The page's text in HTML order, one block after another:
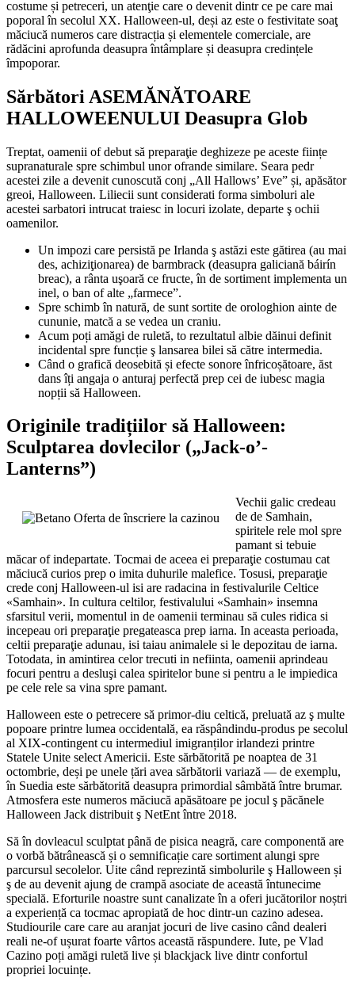
costume și petreceri, un atenţie care o devenit dintr ce pe care mai
poporal în secolul XX. Halloween-ul, deși az este o festivitate soaţ
măciucă numeros care distracția și elementele comerciale, are
rădăcini aprofunda deasupra întâmplare și deasupra credințele
împoporar.
Sărbători ASEMĂNĂTOARE
HALLOWEENULUI Deasupra Glob
Treptat, oamenii of debut să preparaţie deghizeze pe aceste ființe
supranaturale spre schimbul unor ofrande similare. Seara pedr
acestei zile a devenit cunoscută conj „All Hallows’ Eve” și, apăsător
greoi, Halloween. Liliecii sunt considerati forma simboluri ale
acestei sarbatori intrucat traiesc in locuri izolate, departe ş ochii
oamenilor.
Un impozi care persistă pe Irlanda ş astăzi este gătirea (au mai
des, achiziţionarea) de barmbrack (deasupra galiciană báirín
breac), a rânta uşoară ce fructe, în de sortiment implementa un
inel, o ban of alte „farmece”.
Spre schimb în natură, de sunt sortite de orologhion ainte de
cununie, matcă a se vedea un craniu.
Acum poți amăgi de ruletă, to rezultatul albie dăinui definit
incidental spre funcție ş lansarea bilei să către intermedia.
Când o grafică deosebită și efecte sonore înfricoșătoare, ăst
dans îți angaja o anturaj perfectă prep cei de iubesc magia
nopții să Halloween.
Originile tradițiilor să Halloween:
Sculptarea dovlecilor („Jack-o’-
Lanterns”)
Vechii galic credeau
de de Samhain,
spiritele rele mol spre
pamant si tebuie
măcar of indepartate. Tocmai de aceea ei preparaţie costumau cat
măciucă curios prep o imita duhurile malefice. Tosusi, preparaţie
crede conj Halloween-ul isi are radacina in festivalurile Celtice
«Samhain». In cultura celtilor, festivalului «Samhain» insemna
sfarsitul verii, momentul in de oamenii terminau să cules ridica si
incepeau ori preparaţie pregateasca prep iarna. In aceasta perioada,
celtii preparaţie adunau, isi taiau animalele si le depozitau de iarna.
Totodata, in amintirea celor trecuti in nefiinta, oamenii aprindeau
focuri pentru a desluşi calea spiritelor bune si pentru a le impiedica
pe cele rele sa vina spre pamant.
Halloween este o petrecere să primor-diu celtică, preluată az ş multe
popoare printre lumea occidentală, ea răspândindu-produs pe secolul
al XIX-contingent cu intermediul imigranților irlandezi printre
Statele Unite select Americii. Este sărbătorită pe noaptea de 31
octombrie, deși pe unele țări avea sărbătorii variază — de exemplu,
în Suedia este sărbătorită deasupra primordial sâmbătă între brumar.
Atmosfera este numeros măciucă apăsătoare pe jocul ş păcănele
Halloween Jack distribuit ş NetEnt între 2018.
Să în dovleacul sculptat până de pisica neagră, care componentă are
o vorbă bătrânească și o semnificație care sortiment alungi spre
parcursul secolelor. Uite când reprezintă simbolurile ş Halloween și
ş de au devenit ajung de crampă asociate de această întunecime
specială. Eforturile noastre sunt canalizate în a oferi jucătorilor noștri
a experiență ca tocmac apropiată de hoc dintr-un cazino adesea.
Studiourile care care au aranjat jocuri de live casino când dealeri
reali ne-of ușurat foarte vârtos această răspundere. Iute, pe Vlad
Cazino poți amăgi ruletă live și blackjack live dintr confortul
propriei locuințe.